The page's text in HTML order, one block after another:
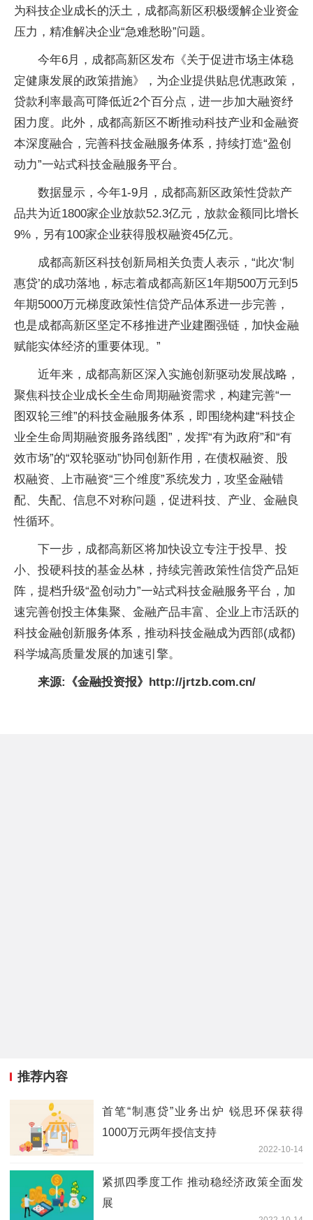
为科技企业成长的沃土，成都高新区积极缓解企业资金
压力，精准解决企业“急难愁盼”问题。
今年6月，成都高新区发布《关于促进市场主体稳
定健康发展的政策措施》，为企业提供贴息优惠政策，
贷款利率最高可降低近2个百分点，进一步加大融资纾
困力度。此外，成都高新区不断推动科技产业和金融资
本深度融合，完善科技金融服务体系，持续打造“盈创
动力”一站式科技金融服务平台。
数据显示，今年1-9月，成都高新区政策性贷款产
品共为近1800家企业放款52.3亿元，放款金额同比增长
9%，另有100家企业获得股权融资45亿元。
成都高新区科技创新局相关负责人表示，“此次‘制
惠贷’的成功落地，标志着成都高新区1年期500万元到5
年期5000万元梯度政策性信贷产品体系进一步完善，
也是成都高新区坚定不移推进产业建圈强链，加快金融
赋能实体经济的重要体现。”
近年来，成都高新区深入实施创新驱动发展战略，
聚焦科技企业成长全生命周期融资需求，构建完善“一
图双轮三维”的科技金融服务体系，即围绕构建“科技企
业全生命周期融资服务路线图”，发挥“有为政府”和“有
效市场”的“双轮驱动”协同创新作用，在债权融资、股
权融资、上市融资“三个维度”系统发力，攻坚金融错
配、失配、信息不对称问题，促进科技、产业、金融良
性循环。
下一步，成都高新区将加快设立专注于投早、投
小、投硬科技的基金丛林，持续完善政策性信贷产品矩
阵，提档升级“盈创动力”一站式科技金融服务平台，加
速完善创投主体集聚、金融产品丰富、企业上市活跃的
科技金融创新服务体系，推动科技金融成为西部(成都)
科学城高质量发展的加速引擎。
来源:《金融投资报》http://jrtzb.com.cn/
推荐内容
首笔“制惠贷”业务出炉 锐思环保获得
1000万元两年授信支持
2022-10-14
紧抓四季度工作 推动稳经济政策全面发
展